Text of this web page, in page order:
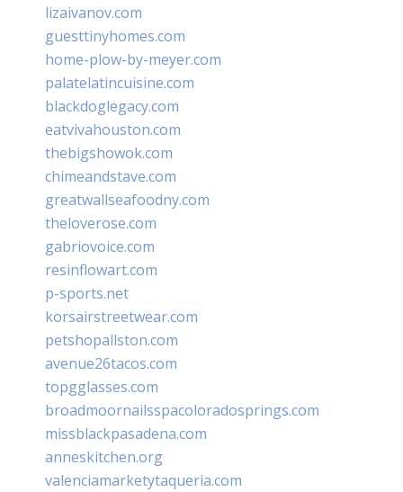
lizaivanov.com
guesttinyhomes.com
home-plow-by-meyer.com
palatelatincuisine.com
blackdoglegacy.com
eatvivahouston.com
thebigshowok.com
chimeandstave.com
greatwallseafoodny.com
theloverose.com
gabriovoice.com
resinflowart.com
p-sports.net
korsairstreetwear.com
petshopallston.com
avenue26tacos.com
topgglasses.com
broadmoornailsspacoloradosprings.com
missblackpasadena.com
anneskitchen.org
valenciamarketytaqueria.com